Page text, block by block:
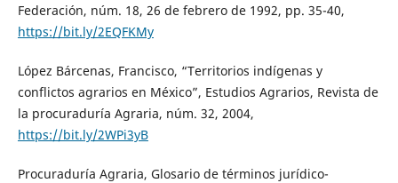
Federación, núm. 18, 26 de febrero de 1992, pp. 35-40,
https://bit.ly/2EQFKMy
López Bárcenas, Francisco, “Territorios indígenas y
conflictos agrarios en México”, Estudios Agrarios, Revista de
la procuraduría Agraria, núm. 32, 2004,
https://bit.ly/2WPi3yB
Procuraduría Agraria, Glosario de términos jurídico-